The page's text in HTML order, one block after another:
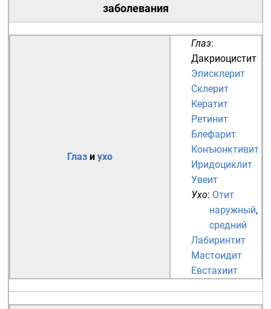
заболевания
Глаз и ухо
Глаз:
Дакриоцистит
Эписклерит
Склерит
Кератит
Ретинит
Блефарит
Конъюнктивит
Иридоциклит
Увеит
Ухо: Отит
наружный,
средний
Лабиринтит
Мастоидит
Евстахиит